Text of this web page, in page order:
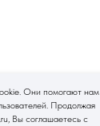
Они помогают нам
Продолжая
Вы соглашаетесь с